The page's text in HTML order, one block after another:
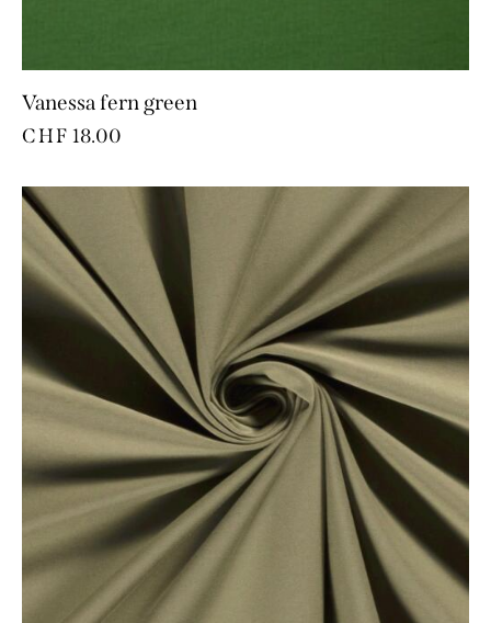
Vanessa fern green
CHF 18.00